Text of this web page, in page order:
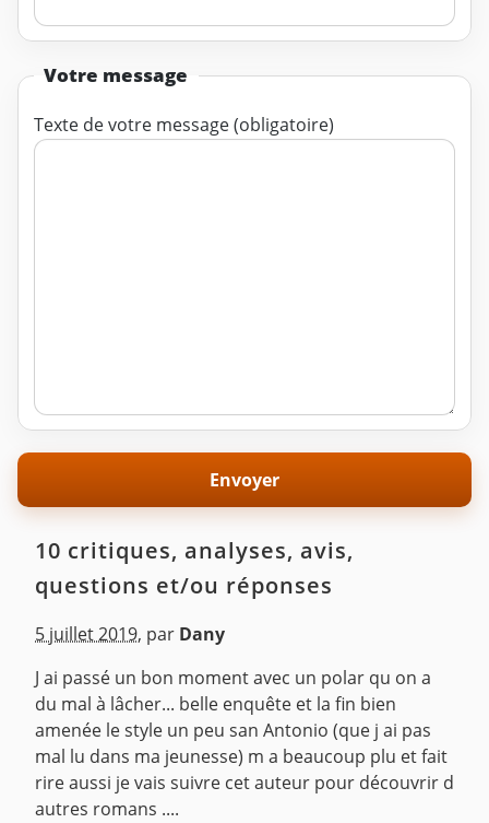
Votre message
Texte de votre message (obligatoire)
10 critiques, analyses, avis,
questions et/ou réponses
5 juillet 2019, par Dany
J ai passé un bon moment avec un polar qu on a
du mal à lâcher... belle enquête et la fin bien
amenée le style un peu san Antonio (que j ai pas
mal lu dans ma jeunesse) m a beaucoup plu et fait
rire aussi je vais suivre cet auteur pour découvrir d
autres romans ....